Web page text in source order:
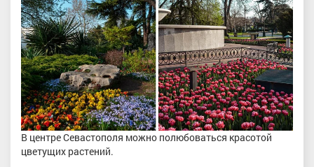
В центре Севастополя можно полюбоваться красотой
цветущих растений.